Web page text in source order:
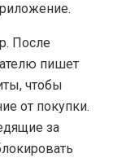
После
пишет
чтобы
от покупки.
за